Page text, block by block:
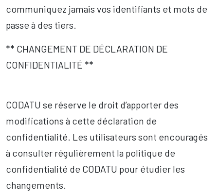
communiquez jamais vos identifiants et mots de
passe à des tiers.
** CHANGEMENT DE DÉCLARATION DE
CONFIDENTIALITÉ **
CODATU se réserve le droit d’apporter des
modifications à cette déclaration de
confidentialité. Les utilisateurs sont encouragés
à consulter régulièrement la politique de
confidentialité de CODATU pour étudier les
changements.